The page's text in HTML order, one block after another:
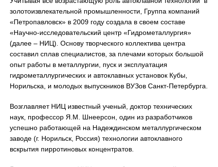
золотоизвлекательной промышленности, Группа компаний
«Петропавловск» в 2009 году создала в своем составе
«Научно-исследовательский центр «Гидрометаллургия»
(далее – НИЦ). Основу творческого коллектива центра
составил сплав специалистов, за плечами которых большой
опыт работы в металлургии, пуск и эксплуатация
гидрометаллургических и автоклавных установок Кубы,
Норильска, и молодых выпускников ВУЗов Санкт-Петербурга.
Возглавляет НИЦ известный ученый, доктор технических
наук, профессор Я.М. Шнеерсон, один из разработчиков
успешно работающей на Надеждинском металлургическом
заводе (г. Норильск, Россия) технологии автоклавного
вскрытия пирротиновых концентратов.